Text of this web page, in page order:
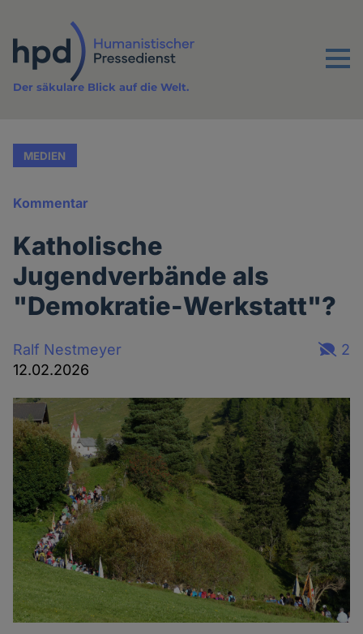
Inhalt
Menu
Der säkulare Blick auf die Welt.
MEDIEN
Kommentar
Katholische
Jugendverbände als
"Demokratie-Werkstatt"?
Ralf Nestmeyer
12.02.2026
2